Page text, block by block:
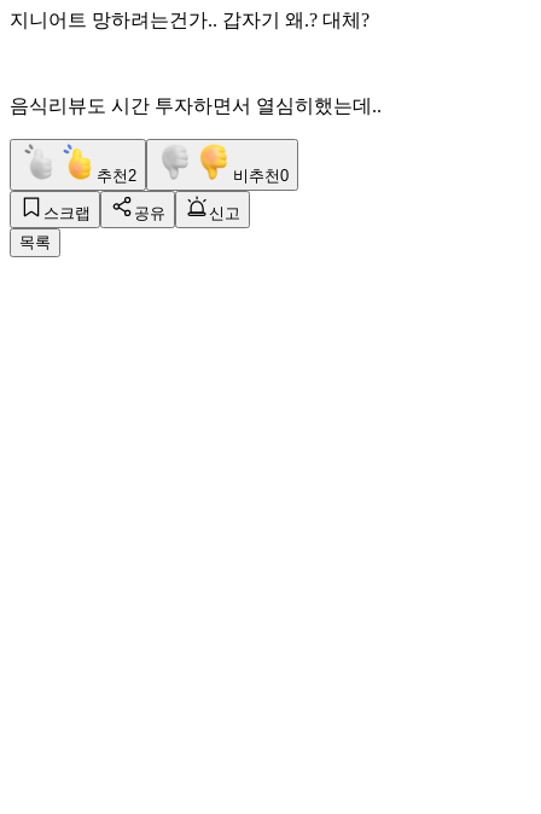
지니어트 망하려는건가.. 갑자기 왜.? 대체?
음식리뷰도 시간 투자하면서 열심히했는데..
추천 2 비추천0
스크랩 공유
신고
목록